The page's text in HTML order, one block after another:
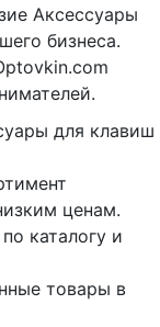
Аксессуары
бизнеса.
для клавиш
ценам.
каталогу и
товары в